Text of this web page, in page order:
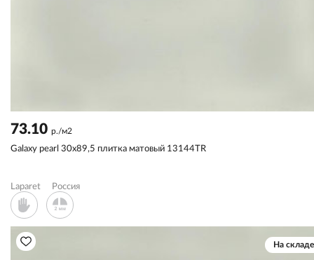
73.10 р./м2
Galaxy pearl 30x89,5 плитка матовый 13144TR
Laparet Россия
На складе